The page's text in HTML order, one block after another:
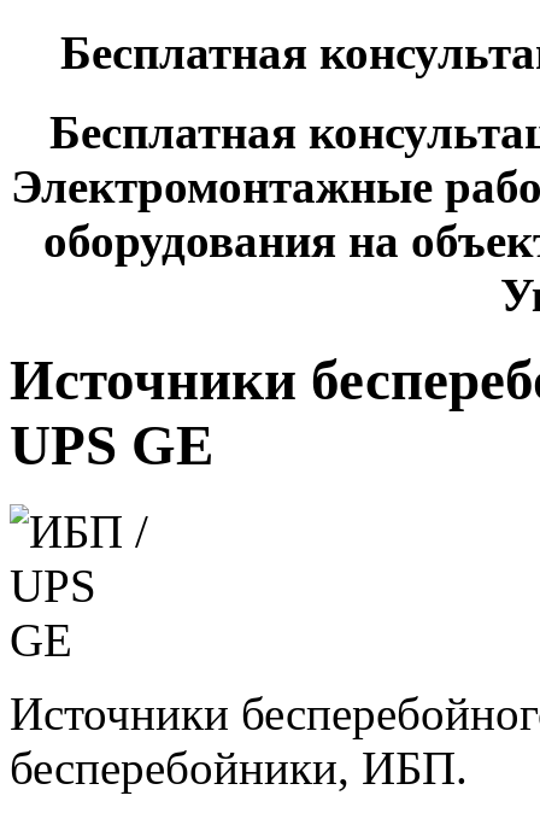
Бесплатная
Бесплатная
Электромонтажные
оборудования на
Источники
UPS GE
Источники
бесперебойники, ИБП.